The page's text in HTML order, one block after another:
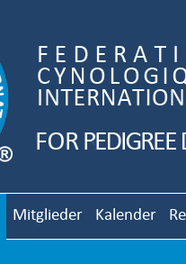
Mitglieder Kalender